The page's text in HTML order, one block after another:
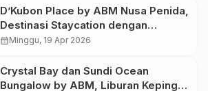
D’Kubon Place by ABM Nusa Penida,
Destinasi Staycation dengan
Sentuhan Coffee & Local Experience
calendar_monthMinggu, 19 Apr 2026
Crystal Bay dan Sundi Ocean
Bungalow by ABM, Liburan Kepingan